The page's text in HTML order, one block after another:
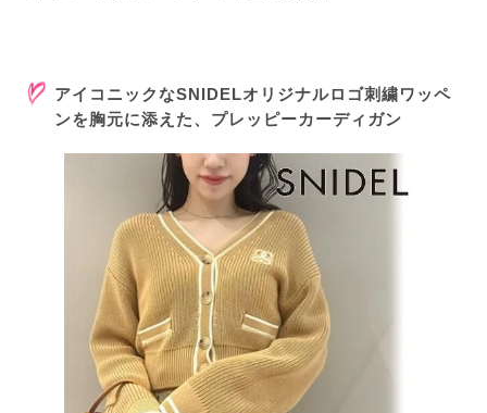
アイコニックなSNIDELオリジナルロゴ刺繍ワッペ
ンを胸元に添えた、プレッピーカーディガン